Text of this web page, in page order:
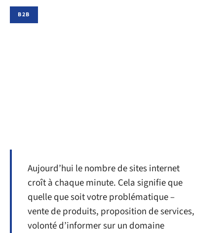
B2B
Aujourd’hui le nombre de sites internet
croît à chaque minute. Cela signifie que
quelle que soit votre problématique –
vente de produits, proposition de services,
volonté d’informer sur un domaine